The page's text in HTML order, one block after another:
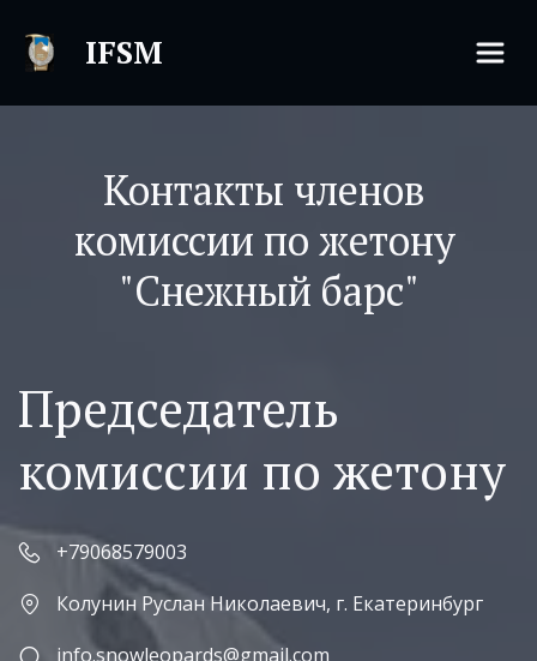
IFSM
Контакты членов
комиссии по жетону
"Снежный барс"
Председатель
комиссии по жетону
Колунин Руслан Николаевич, г. Екатеринбург
+79068579003
info.snowleopards@gmail.com